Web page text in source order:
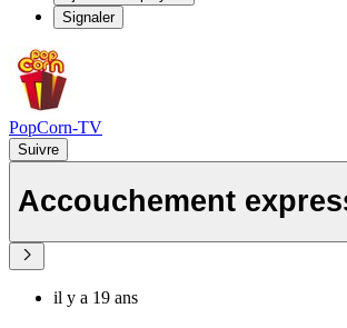
Signaler
PopCorn-TV
Suivre
Accouchement
il y a 19 ans